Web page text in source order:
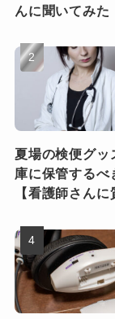
んに聞いてみた
夏場の検便グッ
庫に保管するべ
【看護師さんに